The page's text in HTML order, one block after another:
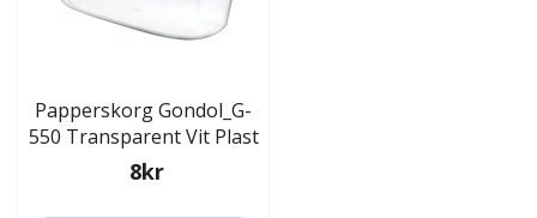
Papperskorg Gondol_G-
550 Transparent Vit Plast
8kr